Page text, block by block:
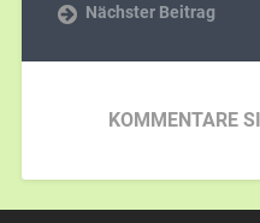
Nächster Beitrag
KOMMENTARE